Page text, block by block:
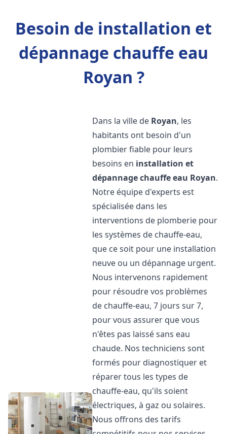
Besoin de installation et
dépannage chauffe eau
Royan ?
Dans la ville de Royan, les
habitants ont besoin d'un
plombier fiable pour leurs
besoins en installation et
dépannage chauffe eau Royan.
Notre équipe d'experts est
spécialisée dans les
interventions de plomberie pour
les systèmes de chauffe-eau,
que ce soit pour une installation
neuve ou un dépannage urgent.
Nous intervenons rapidement
pour résoudre vos problèmes
de chauffe-eau, 7 jours sur 7,
pour vous assurer que vous
n'êtes pas laissé sans eau
chaude. Nos techniciens sont
formés pour diagnostiquer et
réparer tous les types de
chauffe-eau, qu'ils soient
électriques, à gaz ou solaires.
Nous offrons des tarifs